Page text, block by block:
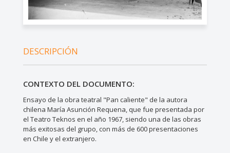
DESCRIPCIÓN
CONTEXTO DEL DOCUMENTO:
Ensayo de la obra teatral "Pan caliente" de la autora
chilena María Asunción Requena, que fue presentada por
el Teatro Teknos en el año 1967, siendo una de las obras
más exitosas del grupo, con más de 600 presentaciones
en Chile y el extranjero.